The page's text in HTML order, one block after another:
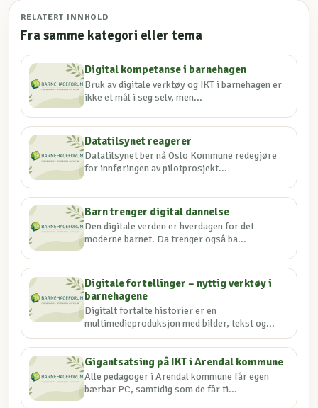
RELATERT INNHOLD
Fra samme kategori eller tema
Digital kompetanse i barnehagen
Bruk av digitale verktøy og IKT i barnehagen er
ikke et mål i seg selv, men...
Datatilsynet reagerer
Datatilsynet ber nå Oslo Kommune redegjøre
for innføringen av pilotprosjekt...
Barn trenger digital dannelse
Den digitale verden er hverdagen for det
moderne barnet. Da trenger også ba...
Digitale fortellinger – nyttig verktøy i
barnehagene
Digitalt fortalte historier er en
multimedieproduksjon med bilder, tekst og...
Gigantsatsing på IKT i Arendal kommune
Alle pedagoger i Arendal kommune får egen
bærbar PC, samtidig som de får ti...